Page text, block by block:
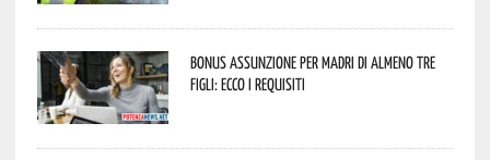
Bonus assunzione per madri di almeno tre
figli: ecco i requisiti